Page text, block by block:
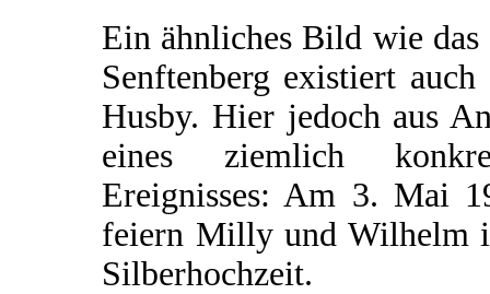
Ein ähnliches Bild wie das
Senftenberg existiert auch
Husby. Hier jedoch aus
eines ziemlich
Ereignisses: Am 3. Mai
feiern Milly und Wilhelm
Silberhochzeit.